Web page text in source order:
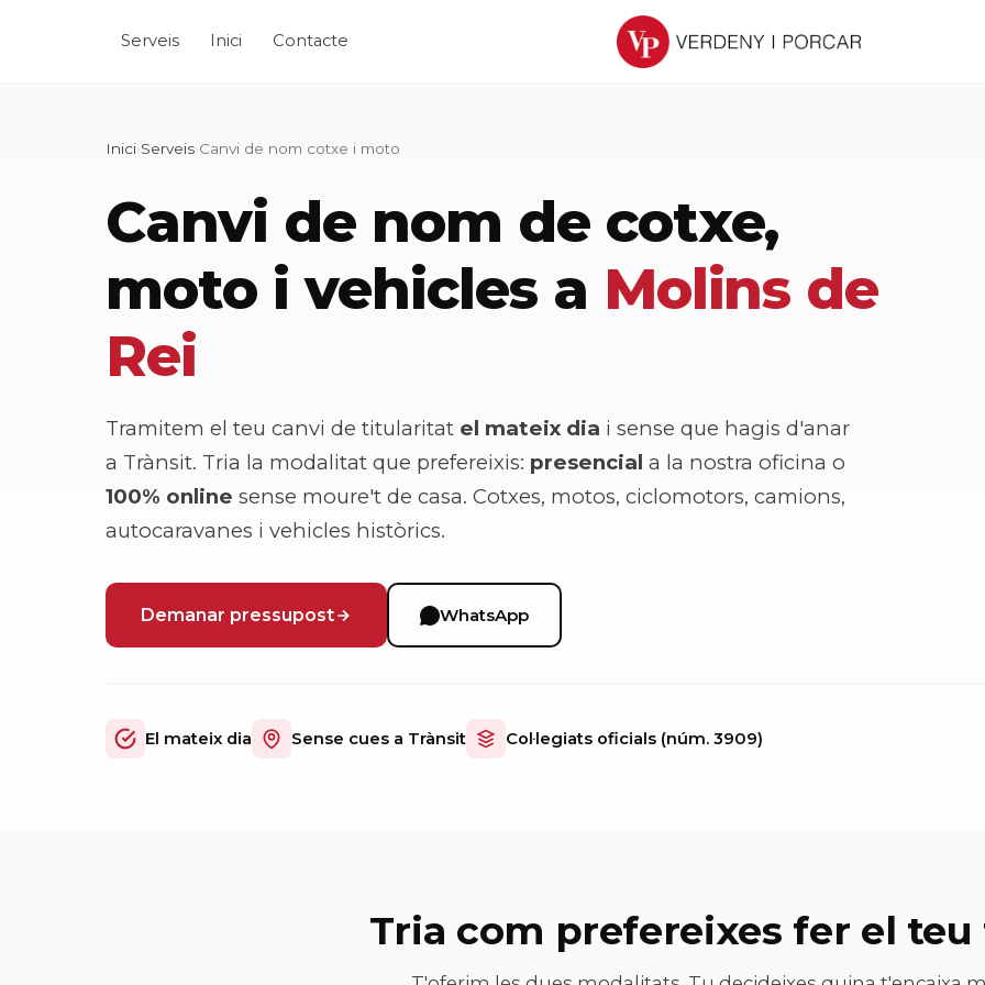
Serveis Inici Contacte
Inici›Serveis›Canvi de nom cotxe i moto
Canvi de nom de cotxe,
moto i vehicles a Molins de
Rei
Tramitem el teu canvi de titularitat el mateix dia i sense que hagis d'anar
a Trànsit. Tria la modalitat que prefereixis: presencial a la nostra oficina o
100% online sense moure't de casa. Cotxes, motos, ciclomotors, camions,
autocaravanes i vehicles històrics.
Demanar pressupost WhatsApp
El mateix dia Sense cues a Trànsit Col·legiats oficials (núm. 3909)
Tria com prefereixes fer el